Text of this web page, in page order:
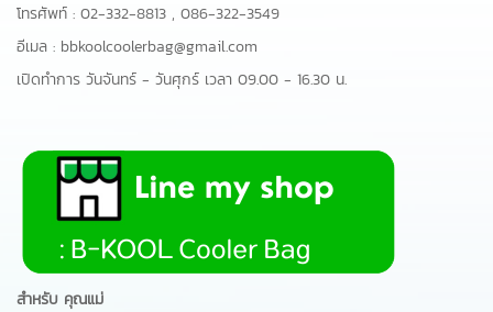
โทรศัพท์ : 02-332-8813 , 086-322-3549
อีเมล : bbkoolcoolerbag@gmail.com
เปิดทำการ วันจันทร์ - วันศุกร์ เวลา 09.00 - 16.30 น.
สำหรับ คุณแม่